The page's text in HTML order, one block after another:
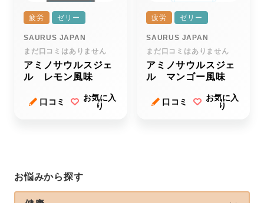
お悩みから探す
疲労 ゼリー
SAURUS JAPAN
まだ口コミはありません
アミノサウルスジェ
ル レモン風味
口コミ
お気に入
り
疲労 ゼリー
SAURUS JAPAN
まだ口コミはありません
アミノサウルスジェ
ル マンゴー風味
口コミ
お気に入
り